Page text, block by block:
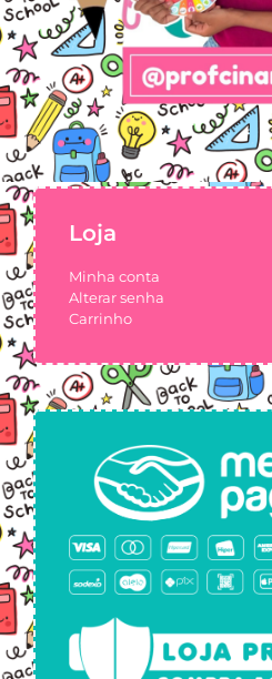
Loja
Minha conta
Alterar senha
Carrinho